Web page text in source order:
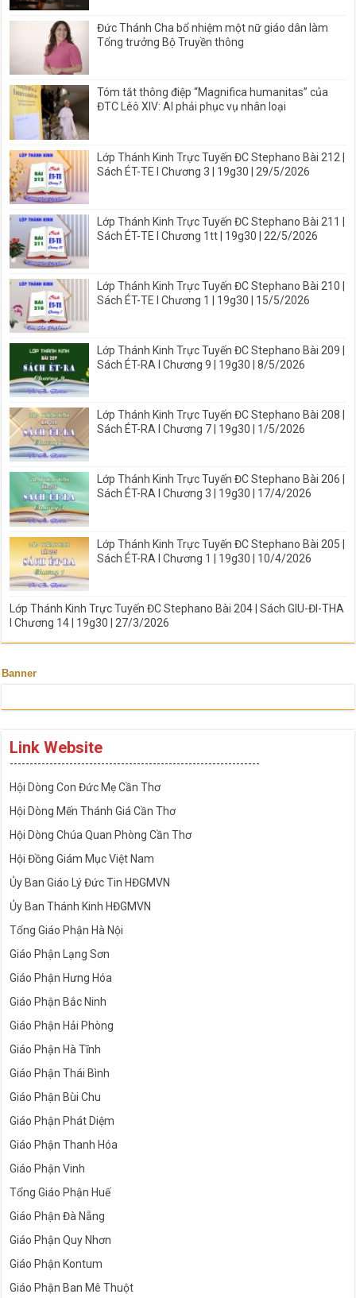
Đức Thánh Cha bổ nhiệm một nữ giáo dân làm
Tổng trưởng Bộ Truyền thông
Tóm tắt thông điệp “Magnifica humanitas” của
ĐTC Lêô XIV: AI phải phục vụ nhân loại
Lớp Thánh Kinh Trực Tuyến ĐC Stephano Bài 212 |
Sách ÉT-TE I Chương 3 | 19g30 | 29/5/2026
Lớp Thánh Kinh Trực Tuyến ĐC Stephano Bài 211 |
Sách ÉT-TE I Chương 1tt | 19g30 | 22/5/2026
Lớp Thánh Kinh Trực Tuyến ĐC Stephano Bài 210 |
Sách ÉT-TE I Chương 1 | 19g30 | 15/5/2026
Lớp Thánh Kinh Trực Tuyến ĐC Stephano Bài 209 |
Sách ÉT-RA I Chương 9 | 19g30 | 8/5/2026
Lớp Thánh Kinh Trực Tuyến ĐC Stephano Bài 208 |
Sách ÉT-RA I Chương 7 | 19g30 | 1/5/2026
Lớp Thánh Kinh Trực Tuyến ĐC Stephano Bài 206 |
Sách ÉT-RA I Chương 3 | 19g30 | 17/4/2026
Lớp Thánh Kinh Trực Tuyến ĐC Stephano Bài 205 |
Sách ÉT-RA I Chương 1 | 19g30 | 10/4/2026
Lớp Thánh Kinh Trực Tuyến ĐC Stephano Bài 204 | Sách GIU-ĐI-THA
I Chương 14 | 19g30 | 27/3/2026
Banner
Link Website
---------------------------------------------------------------
Hội Dòng Con Đức Mẹ Cần Thơ
Hội Dòng Mến Thánh Giá Cần Thơ
Hội Dòng Chúa Quan Phòng Cần Thơ
Hội Đồng Giám Mục Việt Nam
Ủy Ban Giáo Lý Đức Tin HĐGMVN
Ủy Ban Thánh Kinh HĐGMVN
Tổng Giáo Phận Hà Nội
Giáo Phận Lạng Sơn
Giáo Phận Hưng Hóa
Giáo Phận Bắc Ninh
Giáo Phận Hải Phòng
Giáo Phận Hà Tĩnh
Giáo Phận Thái Bình
Giáo Phận Bùi Chu
Giáo Phận Phát Diệm
Giáo Phận Thanh Hóa
Giáo Phận Vinh
Tổng Giáo Phận Huế
Giáo Phận Đà Nẵng
Giáo Phận Quy Nhơn
Giáo Phận Kontum
Giáo Phận Ban Mê Thuột